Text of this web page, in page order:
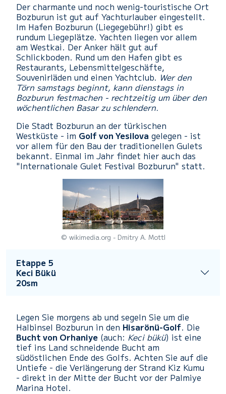
Der charmante und noch wenig-touristische Ort
Bozburun ist gut auf Yachturlauber eingestellt.
Im Hafen Bozburun (Liegegebühr!) gibt es
rundum Liegeplätze. Yachten liegen vor allem
am Westkai. Der Anker hält gut auf
Schlickboden. Rund um den Hafen gibt es
Restaurants, Lebensmittelgeschäfte,
Souvenirläden und einen Yachtclub. Wer den
Törn samstags beginnt, kann dienstags in
Bozburun festmachen - rechtzeitig um über den
wöchentlichen Basar zu schlendern.
Die Stadt Bozburun an der türkischen
Westküste - im Golf von Yesilova gelegen - ist
vor allem für den Bau der traditionellen Gulets
bekannt. Einmal im Jahr findet hier auch das
"Internationale Gulet Festival Bozburun" statt.
© wikimedia.org - Dmitry A. Mottl
Etappe 5
Keci Bükü
20sm
Legen Sie morgens ab und segeln Sie um die
Halbinsel Bozburun in den Hisarönü-Golf. Die
Bucht von Orhaniye (auch: Keci bükü) ist eine
tief ins Land schneidende Bucht am
südöstlichen Ende des Golfs. Achten Sie auf die
Untiefe - die Verlängerung der Strand Kiz Kumu
- direkt in der Mitte der Bucht vor der Palmiye
Marina Hotel.